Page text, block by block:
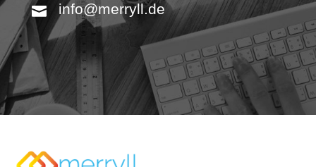
info@merryll.de